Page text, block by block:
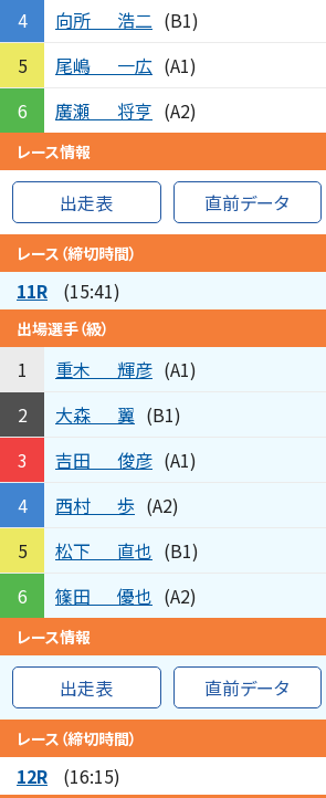
4
向所 浩二 (B1)
5
尾嶋 一広 (A1)
6
廣瀬 将亨 (A2)
レース情報
出走表 直前データ
レース（締切時間）
11R (15:41)
出場選手（級）
1 重木 輝彦 (A1)
2
大森 翼 (B1)
3
吉田 俊彦 (A1)
4
西村 歩 (A2)
5
松下 直也 (B1)
6
篠田 優也 (A2)
レース情報
出走表 直前データ
レース（締切時間）
12R (16:15)